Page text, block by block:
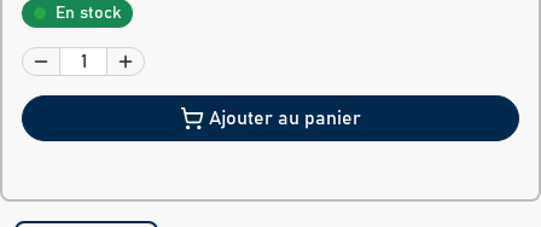
En stock
Ajouter au panier